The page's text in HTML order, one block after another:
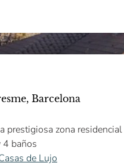
Barcelona
prestigiosa zona
4 baños
de Lujo